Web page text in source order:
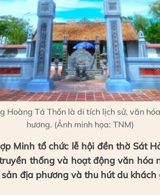
Hoàng Tá Thốn là di tích lịch sử, văn
hương. (Ảnh minh họa: TNM)
Minh tổ chức lễ hội đền thờ Sát
thống và hoạt động văn hóa
địa phương và thu hút du khách